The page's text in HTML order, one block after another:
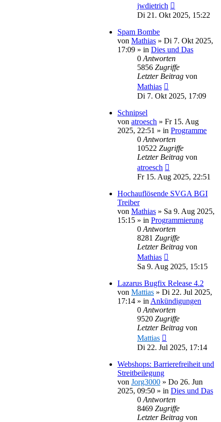
jwdietrich
Di 21. Okt 2025, 15:22
Spam Bombe
von Mathias » Di 7. Okt 2025,
17:09 » in Dies und Das
0 Antworten
5856 Zugriffe
Letzter Beitrag von
Mathias
Di 7. Okt 2025, 17:09
Schnipsel
von atroesch » Fr 15. Aug
2025, 22:51 » in Programme
0 Antworten
10522 Zugriffe
Letzter Beitrag von
atroesch
Fr 15. Aug 2025, 22:51
Hochauflösende SVGA BGI
Treiber
von Mathias » Sa 9. Aug 2025,
15:15 » in Programmierung
0 Antworten
8281 Zugriffe
Letzter Beitrag von
Mathias
Sa 9. Aug 2025, 15:15
Lazarus Bugfix Release 4.2
von Mattias » Di 22. Jul 2025,
17:14 » in Ankündigungen
0 Antworten
9520 Zugriffe
Letzter Beitrag von
Mattias
Di 22. Jul 2025, 17:14
Webshops: Barrierefreiheit und
Streitbeilegung
von Jorg3000 » Do 26. Jun
2025, 09:50 » in Dies und Das
0 Antworten
8469 Zugriffe
Letzter Beitrag von